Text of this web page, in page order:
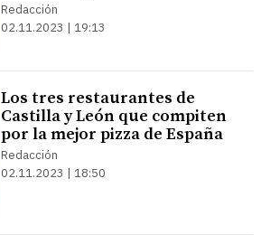
Redacción
02.11.2023 | 19:13
Los tres restaurantes de
Castilla y León que compiten
por la mejor pizza de España
Redacción
02.11.2023 | 18:50